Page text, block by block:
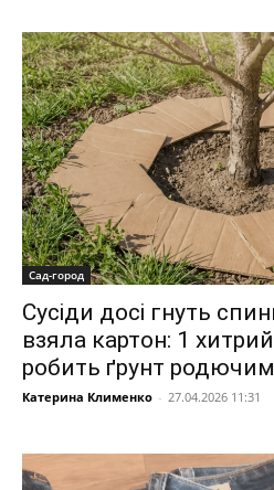
Сад-город
Сусіди досі гнуть
взяла картон: 1
робить ґрунт
Катерина Клименко - 27.04.2026 11:31